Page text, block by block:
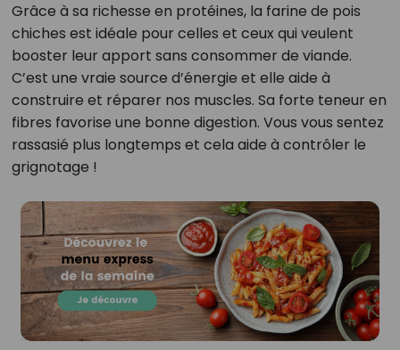
Grâce à sa richesse en protéines, la farine de pois
chiches est idéale pour celles et ceux qui veulent
booster leur apport sans consommer de viande.
C’est une vraie source d’énergie et elle aide à
construire et réparer nos muscles. Sa forte teneur en
fibres favorise une bonne digestion. Vous vous sentez
rassasié plus longtemps et cela aide à contrôler le
grignotage !